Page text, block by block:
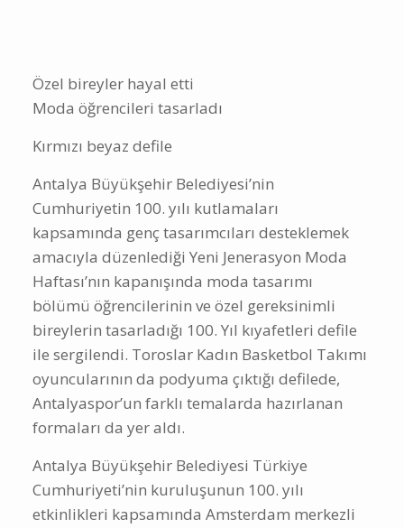
Özel bireyler hayal etti
Moda öğrencileri tasarladı
Kırmızı beyaz defile
Antalya Büyükşehir Belediyesi’nin
Cumhuriyetin 100. yılı kutlamaları
kapsamında genç tasarımcıları desteklemek
amacıyla düzenlediği Yeni Jenerasyon Moda
Haftası’nın kapanışında moda tasarımı
bölümü öğrencilerinin ve özel gereksinimli
bireylerin tasarladığı 100. Yıl kıyafetleri defile
ile sergilendi. Toroslar Kadın Basketbol Takımı
oyuncularının da podyuma çıktığı defilede,
Antalyaspor’un farklı temalarda hazırlanan
formaları da yer aldı.
Antalya Büyükşehir Belediyesi Türkiye
Cumhuriyeti’nin kuruluşunun 100. yılı
etkinlikleri kapsamında Amsterdam merkezli